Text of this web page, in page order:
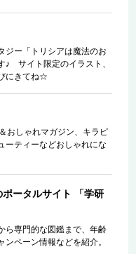
ジー「トリシアは魔法のお
♪ サイト限定のイラスト、
にきてね☆
おしゃれマガジン、キラピ
ーティーなどおしゃれにな
ータルサイト 「学研
ら専門的な図鑑まで、年齢
ペーン情報などを紹介。